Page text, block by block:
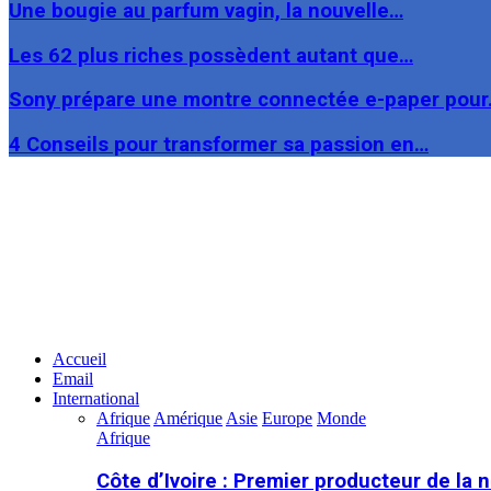
Une bougie au parfum vagin, la nouvelle…
Les 62 plus riches possèdent autant que…
Sony prépare une montre connectée e-paper
4 Conseils pour transformer sa passion en…
Accueil
Email
International
Afrique Amérique Asie Europe Monde
Afrique
Côte d’Ivoire : Premier producteur de la